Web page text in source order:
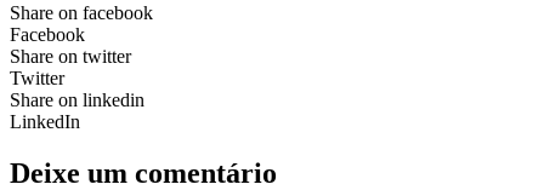
Share on facebook
Facebook
Share on twitter
Twitter
Share on linkedin
LinkedIn
Deixe um comentário